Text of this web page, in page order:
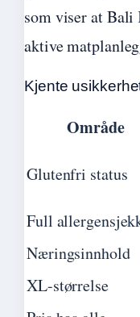
som viser at
aktive
Kjente
Område
Glutenfri status
Full
Næringsinnhold
XL-størrelse